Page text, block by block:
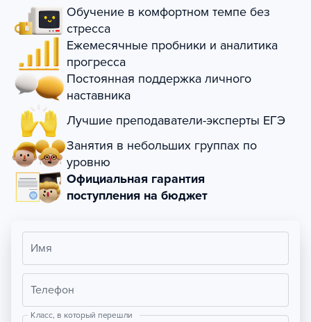
Обучение в комфортном темпе без
стресса
Ежемесячные пробники и аналитика
прогресса
Постоянная поддержка личного
наставника
Лучшие преподаватели-эксперты ЕГЭ
Занятия в небольших группах по
уровню
Официальная гарантия
поступления на бюджет
Имя
Телефон
Класс, в который перешли